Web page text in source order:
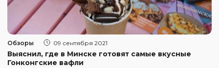
Обзоры 09 сентября 2021
Выяснил, где в Минске готовят самые вкусные
Гонконгские вафли